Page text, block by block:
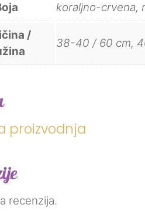
koraljno-crvena,
/
38-40 / 60 cm,
proizvodnja
recenzija.